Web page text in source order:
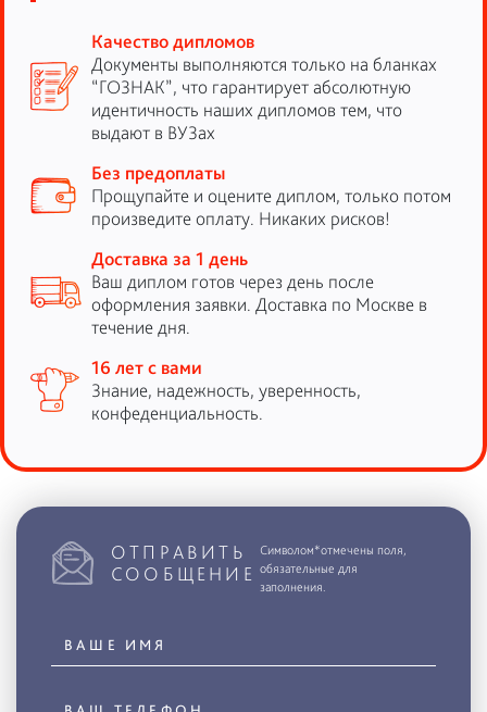
Качество дипломов
Документы выполняются только на бланках
“ГОЗНАК”, что гарантирует абсолютную
идентичность наших дипломов тем, что
выдают в ВУЗах
Без предоплаты
Прощупайте и оцените диплом, только потом
произведите оплату. Никаких рисков!
Доставка за 1 день
Ваш диплом готов через день после
оформления заявки. Доставка по Москве в
течение дня.
16 лет с вами
Знание, надежность, уверенность,
конфеденциальность.
ОТПРАВИТЬ
СООБЩЕНИЕ
Символом*отмечены поля,
обязательные для
заполнения.